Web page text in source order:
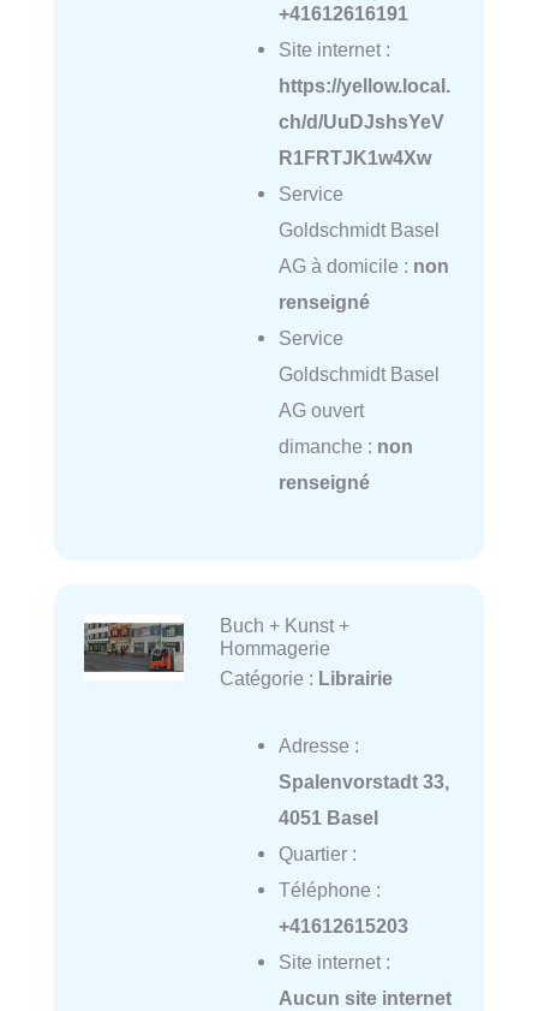
+41612616191
Site internet :
https://yellow.local.
ch/d/UuDJshsYeV
R1FRTJK1w4Xw
Service
Goldschmidt Basel
AG à domicile : non
renseigné
Service
Goldschmidt Basel
AG ouvert
dimanche : non
renseigné
Buch + Kunst +
Hommagerie
Catégorie : Librairie
Adresse :
Spalenvorstadt 33,
4051 Basel
Quartier :
Téléphone :
+41612615203
Site internet :
Aucun site internet